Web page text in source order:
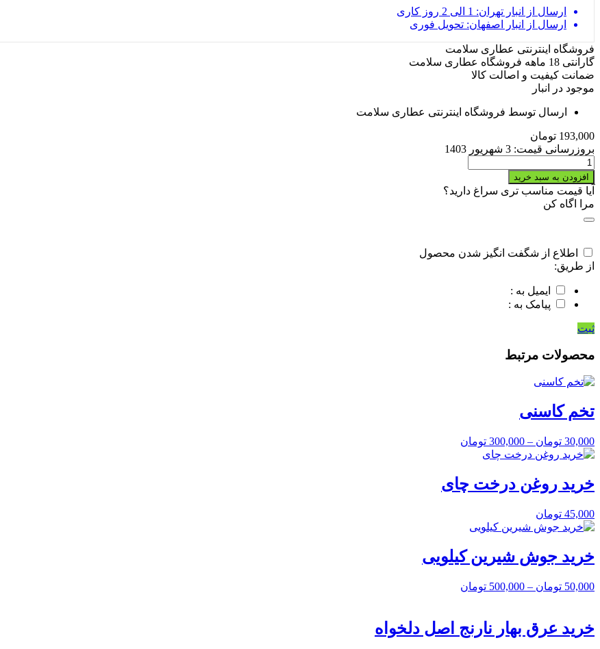
ارسال از انبار تهران: 1 الی 2 روز کاری
ارسال از انبار اصفهان: تحویل فوری
فروشگاه اینترنتی عطاری سلامت
گارانتی 18 ماهه فروشگاه عطاری سلامت
ضمانت کیفیت و اصالت کالا
موجود در انبار
ارسال توسط فروشگاه اینترنتی عطاری سلامت
193,000 تومان
بروزرسانی قیمت: 3 شهریور 1403
خرید
قرص
لاغری
فلوردو
quantity
افزودن به سبد خرید
آیا قیمت مناسب تری سراغ دارید؟
مرا اگاه کن
اطلاع از شگفت انگیز شدن محصول
از طریق:
ایمیل به :
پیامک به :
ثبت
محصولات مرتبط
تخم کاسنی
30,000 تومان –
300,000 تومان
خرید روغن درخت چای
45,000 تومان
خرید جوش شیرین کیلویی
50,000 تومان –
500,000 تومان
خرید عرق بهار نارنج اصل دلخواه